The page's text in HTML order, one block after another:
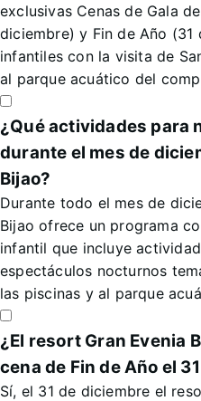
exclusivas Cenas de Gala
diciembre) y Fin de Año
infantiles con la visita de
al parque acuático del
¿Qué actividades para
durante el mes de
Bijao?
Durante todo el mes de
Bijao ofrece un programa
infantil que incluye
espectáculos nocturnos
las piscinas y al parque
¿El resort Gran Evenia
cena de Fin de Año el
Sí, el 31 de diciembre el